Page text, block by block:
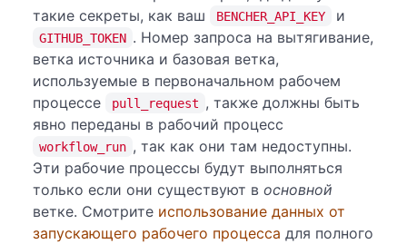
такие секреты, как ваш
BENCHER_API_KEY и
GITHUB_TOKEN . Номер запроса на вытягивание,
ветка источника и базовая ветка,
используемые в первоначальном рабочем
процессе
pull_request , также должны быть
явно переданы в рабочий процесс
workflow_run , так как они там недоступны.
Эти рабочие процессы будут выполняться
только если они существуют в основной
ветке. Смотрите использование данных от
запускающего рабочего процесса для полного